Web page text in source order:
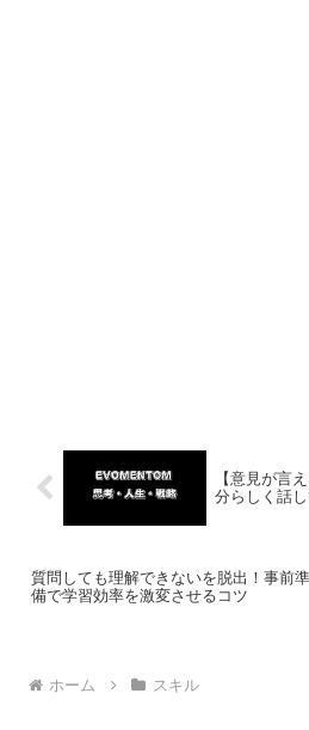
【意見が言
分らしく話
質問しても理解できないを脱出！事前準
備で学習効率を激変させるコツ
ホーム スキル